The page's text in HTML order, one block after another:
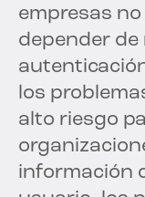
empresas
depender
los
alto riesgo
información